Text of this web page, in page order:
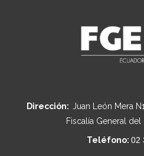
Dirección: Juan León Mera
Fiscalía General del
Teléfono: 02